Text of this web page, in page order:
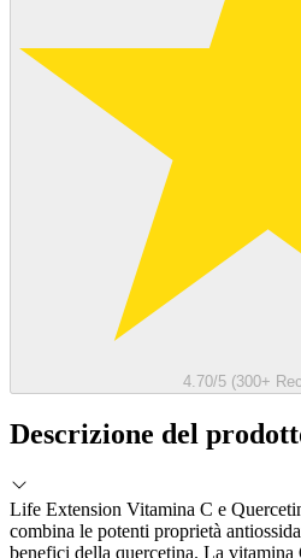
4.70/5 (300+
Descrizione del
Life Extension Vitamina C e
combina le potenti proprietà
benefici della quercetina. La